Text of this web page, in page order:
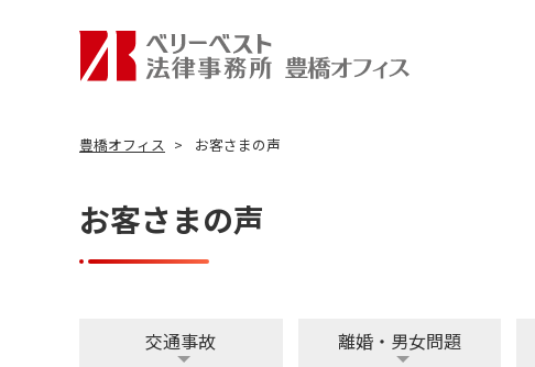
豊橋オフィス お客さまの声
お客さまの声
交通事故 離婚・男女問題